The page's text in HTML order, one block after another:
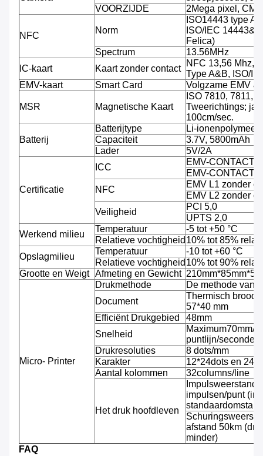
VOORZIJDE
2Mega pixel,
NFC
Norm
ISO14443 type
ISO/IEC
Felica)
Spectrum
13.56MHz
IC-kaart
Kaart zonder contact
NFC 13,56 Mhz,
Type A&B, ISO/
EMV-kaart
Smart Card Volgzame EMV &
MSR Magnetische Kaart
ISO 7810, 7811,
Tweerichtings; jat
100cm/sec.
Batterij
Batterijtype
Li-
Capaciteit
3.7V, 5800mAh
Lader
5V/2A
Certificatie
ICC
EMV-CONTACT
EMV-CONTACT
NFC
EMV L1 zonder
EMV L2 zonder
Veiligheid
PCI 5,0
UPTS 2,0
Werkend milieu
Temperatuur
-5 tot +50 °C
Relatieve vochtigheid 10% tot 85%
Opslagmilieu
Temperatuur
-10 tot +60 °C
Relatieve vochtigheid 10% tot 90%
Grootte en Weigt Afmeting en Gewicht
Micro- Printer
Drukmethode
De methode van
Document
Thermisch
57*40 mm
Efficiënt Drukgebied
48mm
Snelheid
Maximum70mm/
puntlijn/seconde)
Drukresoluties
8 dots/mm
Karakter
12*24dots en
Aantal kolommen
32columns/line
Het druk hoofdleven
impulsen/punt (in
afstand 50km
minder)
FAQ